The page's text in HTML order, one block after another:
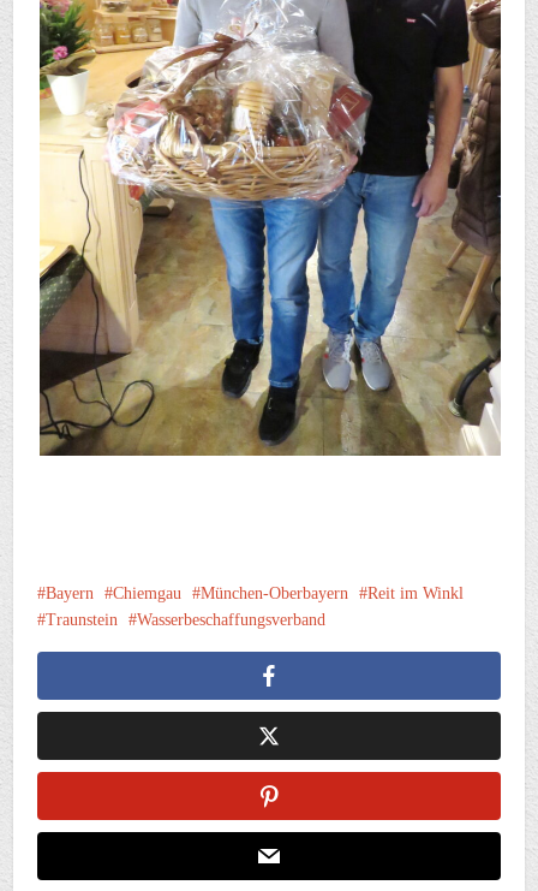
Bayern Chiemgau München-Oberbayern
Reit im Winkl
Traunstein
Wasserbeschaffungsverband